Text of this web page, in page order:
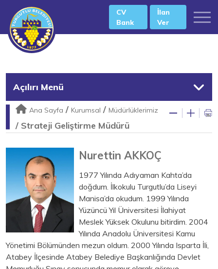
CV
Bank
İlan
Ver
Açılırı Menü
Ana Sayfa / Kurumsal / Müdürlüklerimiz
/ Strateji Geliştirme Müdürü
Nurettin AKKOÇ
1977 Yılında Adıyaman Kahta’da
doğdum. İlkokulu Turgutlu’da Liseyi
Manisa’da okudum. 1999 Yılında
Yüzüncü Yıl Üniversitesi İlahiyat
Meslek Yüksek Okulunu bitirdim. 2004
Yılında Anadolu Üniversitesi Kamu
Yönetimi Bölümünden mezun oldum. 2000 Yılında Isparta İli,
Atabey İlçesinde Atabey Belediye Başkanlığında Devlet